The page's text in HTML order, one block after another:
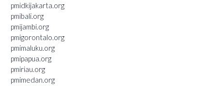
pmidkijakarta.org
pmibali.org
pmijambi.org
pmigorontalo.org
pmimaluku.org
pmipapua.org
pmiriau.org
pmimedan.org